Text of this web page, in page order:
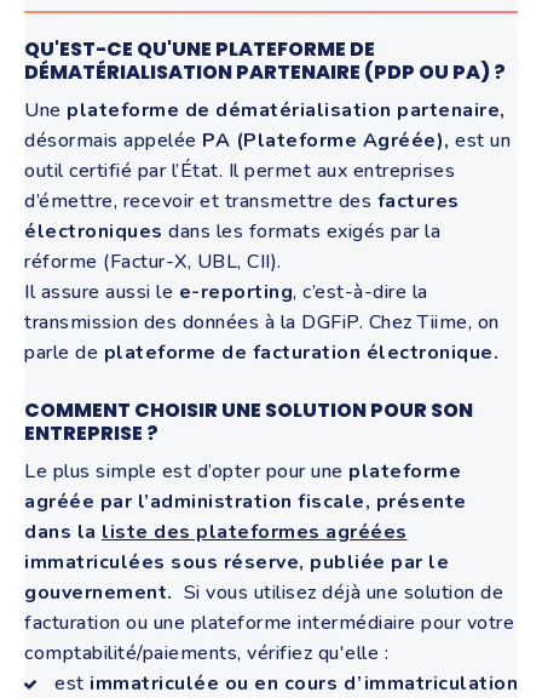
QU'EST-CE QU'UNE PLATEFORME DE
DÉMATÉRIALISATION PARTENAIRE (PDP OU PA) ?
Une plateforme de dématérialisation partenaire,
désormais appelée PA (Plateforme Agréée), est un
outil certifié par l’État. Il permet aux entreprises
d’émettre, recevoir et transmettre des factures
électroniques dans les formats exigés par la
réforme (Factur-X, UBL, CII).
Il assure aussi le e-reporting, c’est-à-dire la
transmission des données à la DGFiP. Chez Tiime, on
parle de plateforme de facturation électronique.
COMMENT CHOISIR UNE SOLUTION POUR SON
ENTREPRISE ?
Le plus simple est d’opter pour une plateforme
agréée par l’administration fiscale, présente
dans la liste des plateformes agréées
immatriculées sous réserve, publiée par le
gouvernement. Si vous utilisez déjà une solution de
facturation ou une plateforme intermédiaire pour votre
comptabilité/paiements, vérifiez qu'elle :
est immatriculée ou en cours d’immatriculation